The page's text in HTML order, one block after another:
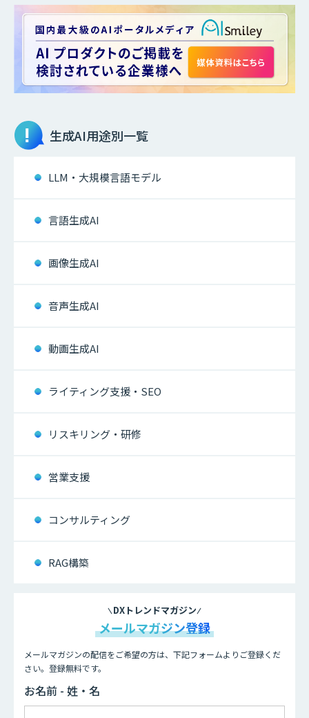
生成AI用途別一覧
LLM・大規模言語モデル
言語生成AI
画像生成AI
音声生成AI
動画生成AI
ライティング支援・SEO
リスキリング・研修
営業支援
コンサルティング
RAG構築
DXトレンドマガジン
メールマガジン登録
メールマガジンの配信をご希望の方は、下記フォームよりご登録くだ
さい。登録無料です。
お名前 - 姓・名